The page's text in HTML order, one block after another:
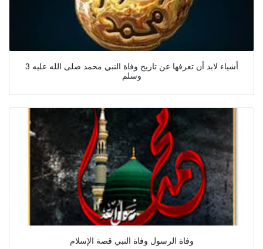
3 أشياء لابد أن تعرفها عن تاريخ وفاة النبي محمد صلى الله عليه
وسلم
وفاة الرسول وفاة النبي قصة الإسلام